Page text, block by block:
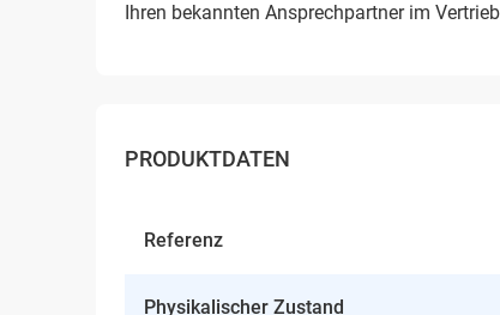
Ihren bekannten Ansprechpartner im
PRODUKTDATEN
Referenz
Physikalischer Zustand